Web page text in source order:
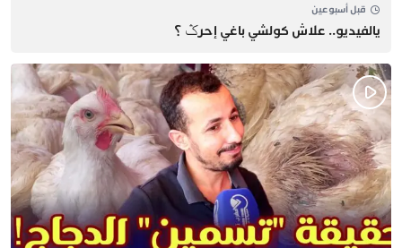
قبل أسبوعين
يالفيديو.. علاش كولشي باغي إحرݣ ؟